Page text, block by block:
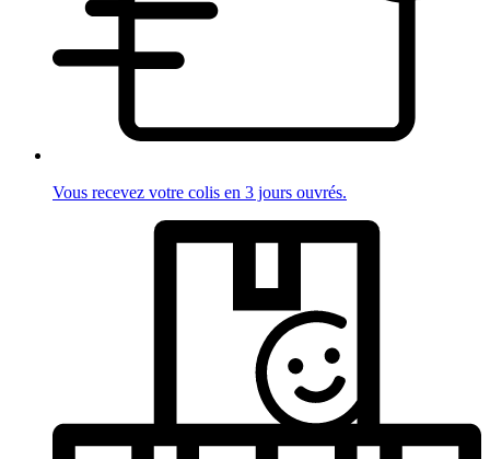
Vous recevez votre colis en 3 jours ouvrés.